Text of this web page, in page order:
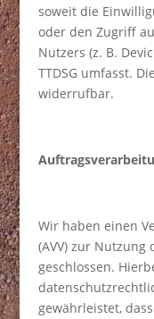
soweit die
oder den Zugriff
Nutzers (z. B.
TTDSG umfasst.
widerrufbar.
Wir haben einen
(AVV) zur Nutzung
geschlossen.
gewährleistet,